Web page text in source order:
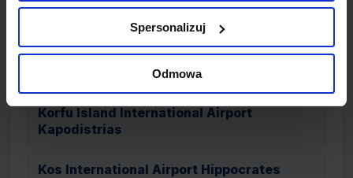
Spersonalizuj
Odmowa
Heraklion International Airport
Korfu Island International Airport
Kapodistrias
Kos International Airport Hippocrates